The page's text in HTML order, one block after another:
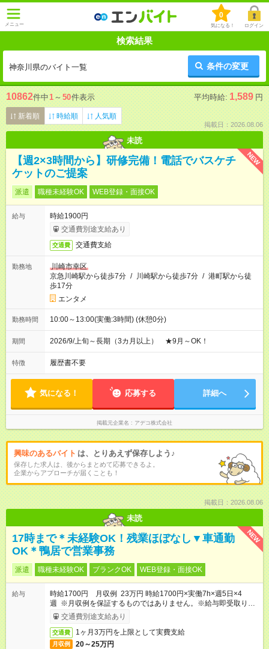
メニュー
0
気になる！ ログイン
検索結果
神奈川県のバイト一覧 条件の変更
10862件中1 ～ 50件表示 平均時給: 1,589 円
新着順 時給順 人気順
掲載日：2026.08.06
未読
NEW
【週2×3時間から】研修完備！電話でバスケチ
ケットのご提案
派遣 職種未経験OK WEB登録・面接OK
給与
時給1900円
交通費別途支給あり
交通費 交通費支給
勤務地
川崎市幸区
京急川崎駅から徒歩7分 / 川崎駅から徒歩7分 / 港町駅から徒
歩17分
エンタメ
勤務時間 10:00～13:00(実働:3時間) (休憩0分)
期間 2026/9/上旬～長期（3カ月以上） ★9月～OK！
特徴 履歴書不要
気になる！ 応募する 詳細へ
掲載元企業名 アデコ株式会社
興味のあるバイト は、とりあえず保存しよう♪
保存した求人は、後からまとめて応募できるよ。
企業からアプローチが届くことも！
掲載日：2026.08.06
未読
NEW
17時まで＊未経験OK！残業ほぼなし▼車通勤
OK＊鴨居で営業事務
派遣 職種未経験OK ブランクOK WEB登録・面接OK
給与
時給1700円 月収例 23万円 時給1700円×実働7h×週5日×4
週 ※月収例を保証するものではありません。※給与即受取りサ
ービス利用可（利用条件有）
交通費別途支給あり
交通費 1ヶ月3万円を上限として実費支給
月収例 20～25万円